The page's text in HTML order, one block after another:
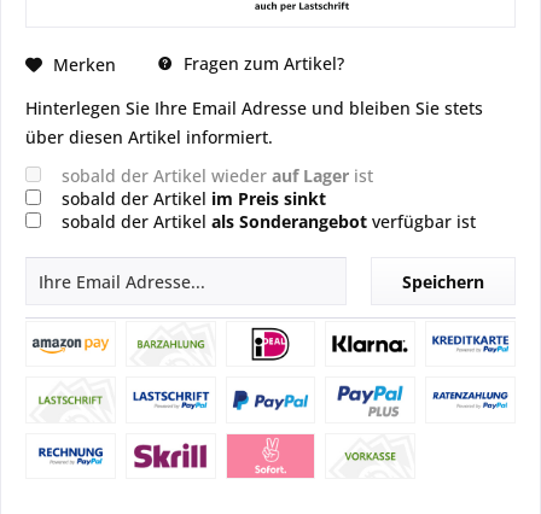
Merken
Fragen zum Artikel?
Hinterlegen Sie Ihre Email Adresse und bleiben Sie stets
über diesen Artikel informiert.
sobald der Artikel wieder auf Lager ist
sobald der Artikel im Preis sinkt
sobald der Artikel als Sonderangebot verfügbar ist
Speichern